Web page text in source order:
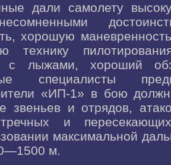
дали самолету
хорошую
технику
с лыжами, хороший
специалисты
«ИП-1» в бою
звеньев и отрядов,
и
максимальной
м.